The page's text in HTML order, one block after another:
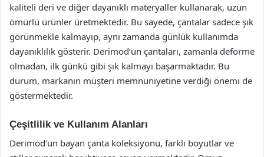
kaliteli deri ve diğer dayanıklı materyaller kullanarak, uzun
ömürlü ürünler üretmektedir. Bu sayede, çantalar sadece şık
görünmekle kalmayıp, aynı zamanda günlük kullanımda
dayanıklılık gösterir. Derimod’un çantaları, zamanla deforme
olmadan, ilk günkü gibi şık kalmayı başarmaktadır. Bu
durum, markanın müşteri memnuniyetine verdiği önemi de
göstermektedir.
Çeşitlilik ve Kullanım Alanları
Derimod’un bayan çanta koleksiyonu, farklı boyutlar ve